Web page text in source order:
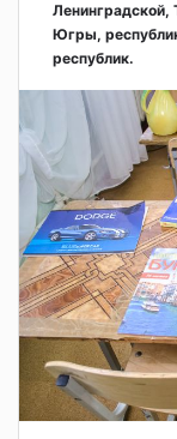
Ленинградской,
Югры,
республик.